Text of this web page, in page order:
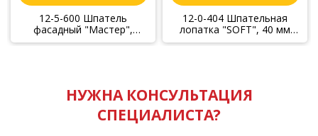
12-5-600 Шпатель
фасадный "Мастер",
прямой, 600 мм
12-0-404 Шпательная
лопатка "SOFT", 40 мм
(Remocolor)
НУЖНА КОНСУЛЬТАЦИЯ
СПЕЦИАЛИСТА?